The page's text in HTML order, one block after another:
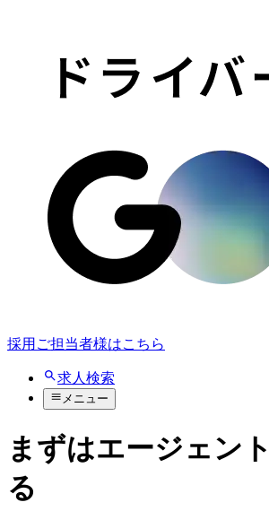
採用ご担当者様はこちら
求人検索
メニュー
まずはエージェン
る